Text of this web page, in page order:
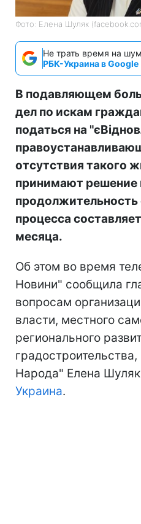
Фото: Елена Шуляк
Не трать время на
РБК-Украина в Google
В подавляющем
дел по искам
податься на
отсутствия такого
принимают решение
продолжительность
процесса
месяца.
Об этом во время
Новини" сообщила
вопросам
власти, местного
регионального
Народа" Елена
Украина.